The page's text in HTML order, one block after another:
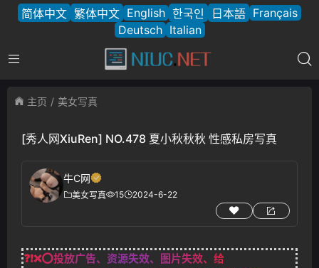
简体中文 繁体中文 English 한국인 日本語 Français
Deutsch Italian
主页 美女写真
[秀人网XiuRen] NO.478 夏小秋秋秋 性感私房写真
牛C网
美女写真 15 2024-6-22
❓❗❌⭕投放广告、资源失效、图片失效、给